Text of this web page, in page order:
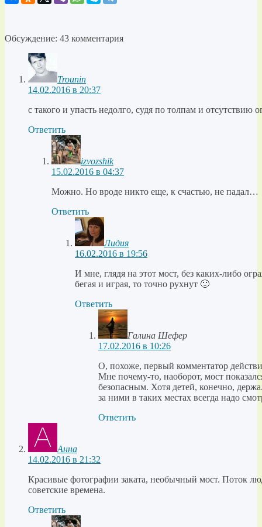
Обсуждение: 43 комментария
Trounin
14.02.2016 в 20:37
с такого и упасть недолго, судя по толпам и отсутствию
Ответить
izvozshik
15.02.2016 в 04:37
Можно. Но вроде никто еще, к счастью, не падал…
Ответить
Лидия
16.02.2016 в 19:56
И мне, глядя на этот мост, без каких-либо
бегая и играя, то точно рухнут 🙂
Ответить
Галина Шефер
17.02.2016 в 10:26
О, похоже, первый комментатор
Мне почему-то, наоборот, мост
безопасным. Хотя детей, конечно,
за ними в таких местах всегда надо
Ответить
Анна
14.02.2016 в 21:32
Красивые фотографии заката, необычный мост. Поток
советские времена.
Ответить